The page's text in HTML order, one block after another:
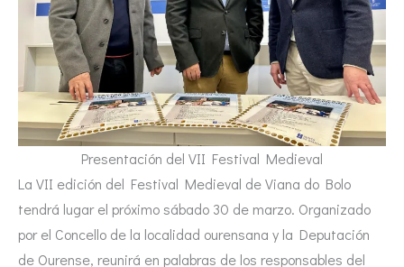
Presentación del VII Festival Medieval
La VII edición del Festival Medieval de Viana do Bolo
tendrá lugar el próximo sábado 30 de marzo. Organizado
por el Concello de la localidad ourensana y la Deputación
de Ourense, reunirá en palabras de los responsables del